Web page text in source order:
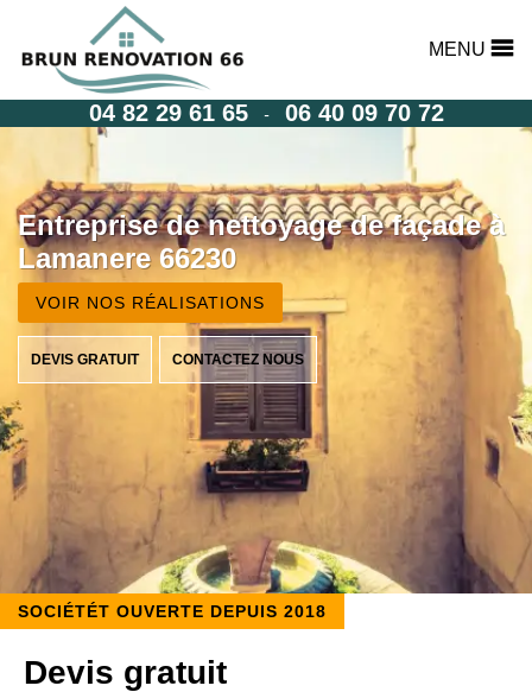
MENU
04 82 29 61 65 - 06 40 09 70 72
Entreprise de nettoyage de façade à
Lamanere 66230
VOIR NOS RÉALISATIONS
DEVIS GRATUIT CONTACTEZ NOUS
SOCIÉTÉT OUVERTE DEPUIS 2018
Devis gratuit